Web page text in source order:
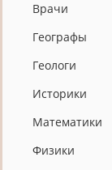
Врачи
Географы
Геологи
Историки
Математики
Физики